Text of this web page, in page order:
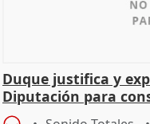
Duque justifica y
Diputación para